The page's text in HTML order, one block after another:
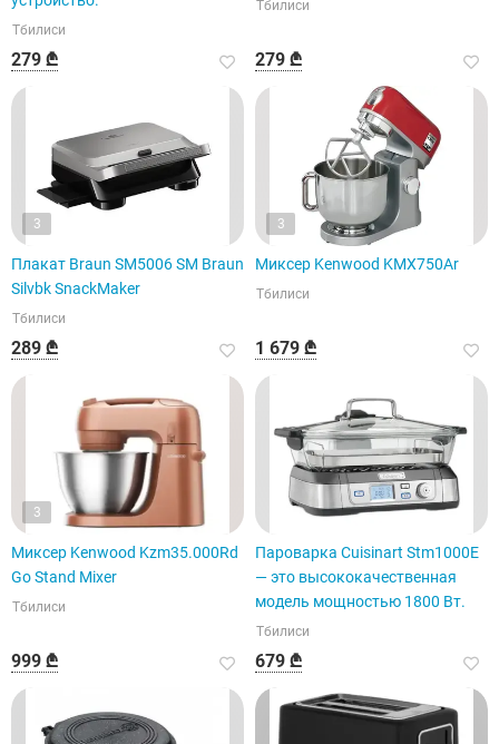
Тбилиси
279 ₾
Тбилиси
279 ₾
3
Плакат Braun SM5006 SM Braun
Silvbk SnackMaker
Тбилиси
289 ₾
3
Миксер Kenwood KMX750Ar
Тбилиси
1 679 ₾
3
Миксер Kenwood Kzm35.000Rd
Go Stand Mixer
Тбилиси
999 ₾
Пароварка Cuisinart Stm1000E
— это высококачественная
модель мощностью 1800 Вт.
Тбилиси
679 ₾